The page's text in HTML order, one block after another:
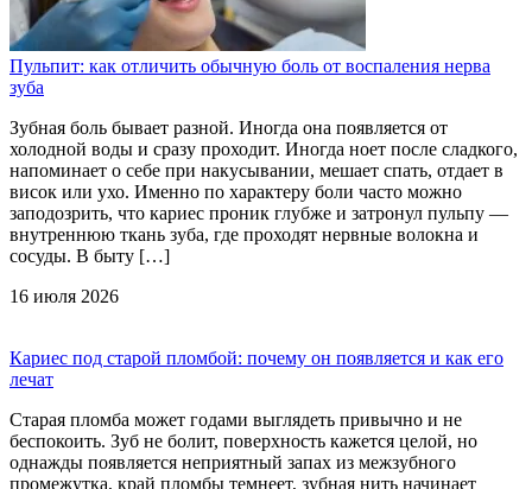
Пульпит: как отличить обычную боль от воспаления нерва
зуба
Зубная боль бывает разной. Иногда она появляется от
холодной воды и сразу проходит. Иногда ноет после сладкого,
напоминает о себе при накусывании, мешает спать, отдает в
висок или ухо. Именно по характеру боли часто можно
заподозрить, что кариес проник глубже и затронул пульпу —
внутреннюю ткань зуба, где проходят нервные волокна и
сосуды. В быту […]
16 июля 2026
Кариес под старой пломбой: почему он появляется и как его
лечат
Старая пломба может годами выглядеть привычно и не
беспокоить. Зуб не болит, поверхность кажется целой, но
однажды появляется неприятный запах из межзубного
промежутка, край пломбы темнеет, зубная нить начинает